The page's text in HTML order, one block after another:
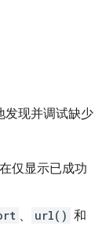
发现并调试缺少
仅显示已成功
、 url() 和